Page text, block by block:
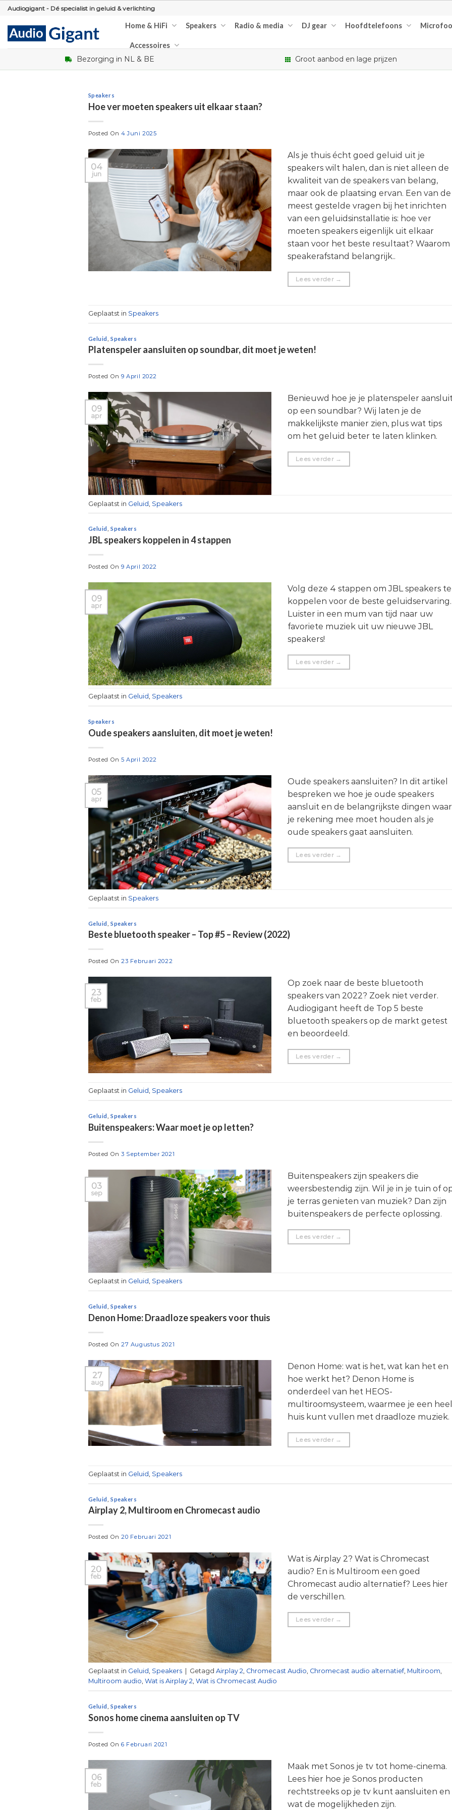
Skip
content
Audiogigant - Dé specialist in geluid & verlichting
Home & HiFi Speakers Radio & media DJ gear Hoofdtelefoons
Accessoires
Bezorging in NL & BE Groot aanbod en lage prijzen
Speakers
Hoe ver moeten speakers uit elkaar staan?
Posted On4 Juni 2025
04
jun
Als je thuis écht goed geluid uit je
speakers wilt halen, dan is niet alleen de
kwaliteit van de speakers van belang,
maar ook de plaatsing ervan. Een van de
meest gestelde vragen bij het inrichten
van een geluidsinstallatie is: hoe ver
moeten speakers eigenlijk uit elkaar
staan voor het beste resultaat? Waarom
speakerafstand belangrijk..
Lees verder →
Geplaatst in Speakers
Geluid ,Speakers
Platenspeler aansluiten op soundbar, dit moet je weten!
Posted On9 April 2022
09
apr
Benieuwd hoe je je platenspeler
op een soundbar? Wij laten je de
makkelijkste manier zien, plus wat tips
om het geluid beter te laten klinken.
Lees verder →
Geplaatst in Geluid Speakers
Geluid ,Speakers
JBL speakers koppelen in 4 stappen
Posted On9 April 2022
09
apr
Volg deze 4 stappen om JBL speakers te
koppelen voor de beste geluidservaring.
Luister in een mum van tijd naar uw
favoriete muziek uit uw nieuwe JBL
speakers!
Lees verder →
Geplaatst in Geluid, Speakers
Speakers
Oude speakers aansluiten, dit moet je weten!
Posted On5 April 2022
05
apr
Oude speakers aansluiten? In dit artikel
bespreken we hoe je oude speakers
aansluit en de belangrijkste dingen waar
je rekening mee moet houden als je
oude speakers gaat aansluiten.
Lees verder →
Geplaatst in Speakers
Geluid ,Speakers
Beste bluetooth speaker – Top #5 – Review (2022)
Posted On23 Februari 2022
23
feb
Op zoek naar de beste bluetooth
speakers van 2022? Zoek niet verder.
Audiogigant heeft de Top 5 beste
bluetooth speakers op de markt getest
en beoordeeld.
Lees verder →
Geplaatst in Geluid, Speakers
Geluid ,Speakers
Buitenspeakers: Waar moet je op letten?
Posted On3 September 2021
03
sep
Buitenspeakers zijn speakers die
weersbestendig zijn. Wil je in je tuin of
je terras genieten van muziek? Dan zijn
buitenspeakers de perfecte oplossing.
Lees verder →
Geplaatst in Geluid, Speakers
Geluid ,Speakers
Denon Home: Draadloze speakers voor thuis
Posted On27 Augustus 2021
27
aug
Denon Home: wat is het, wat kan het en
hoe werkt het? Denon Home is
onderdeel van het HEOS-
multiroomsysteem, waarmee je een heel
huis kunt vullen met draadloze muziek.
Lees verder →
Geplaatst in Geluid Speakers
Geluid ,Speakers
Airplay 2, Multiroom en Chromecast audio
Posted On20 Februari 2021
20
feb
Wat is Airplay 2? Wat is Chromecast
audio? En is Multiroom een goed
Chromecast audio alternatief? Lees hier
de verschillen.
Lees verder →
Geplaatst in Geluid, Speakers Getagd Airplay 2, Chromecast Audio, Chromecast audio alternatief, Multiroom,
Multiroom audio, Wat is Airplay 2, Wat is Chromecast Audio
Geluid ,Speakers
Sonos home cinema aansluiten op TV
Posted On6 Februari 2021
06
feb
Maak met Sonos je tv tot home-cinema.
Lees hier hoe je Sonos producten
rechtstreeks op je tv kunt aansluiten en
wat de mogelijkheden zijn.